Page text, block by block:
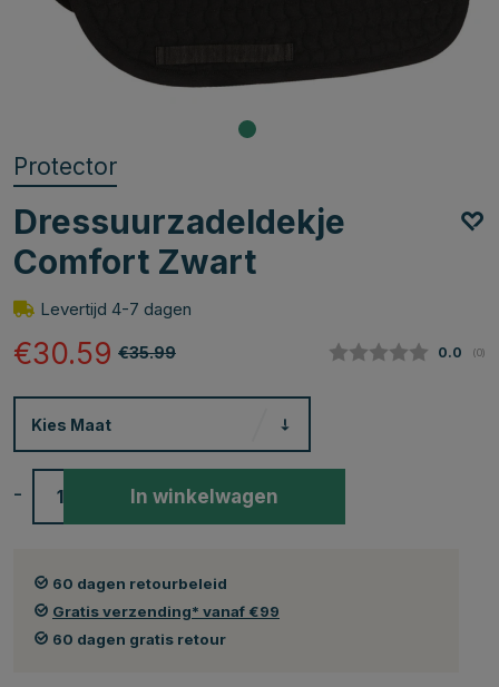
Protector
Dressuurzadeldekje
Comfort Zwart
Levertijd 4-7 dagen
€35.99
€30.59 0.0 (0)
Kies Maat
- In winkelwagen
60 dagen retourbeleid
Gratis verzending* vanaf €99
60 dagen gratis retour